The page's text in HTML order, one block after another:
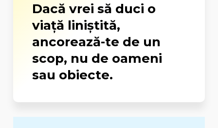
Dacă vrei să duci o
viață liniștită,
ancorează-te de un
scop, nu de oameni
sau obiecte.